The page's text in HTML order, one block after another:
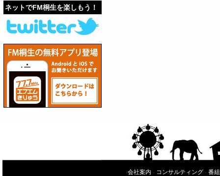
ネットでFM桐生を楽しもう！
会社案内 - コンサルティング - 番